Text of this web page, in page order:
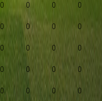
0 0 0 0
0 0 0 0
0 0 0 0
0 0 0 0
0 0 0 0